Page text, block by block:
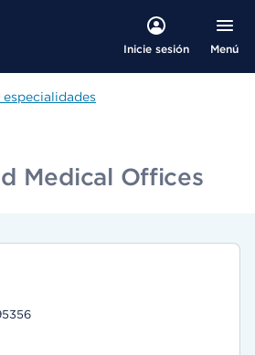
Inicie sesión Menú
Medical Offices